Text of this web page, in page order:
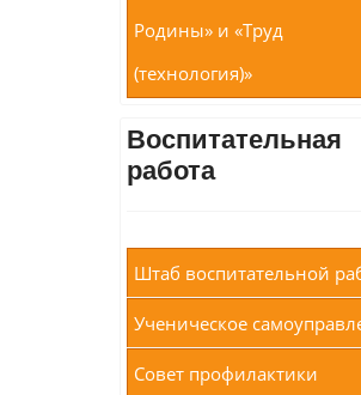
Родины» и «Труд
(технология)»
Воспитательная
работа
Штаб воспитательной
Ученическое
Совет профилактики